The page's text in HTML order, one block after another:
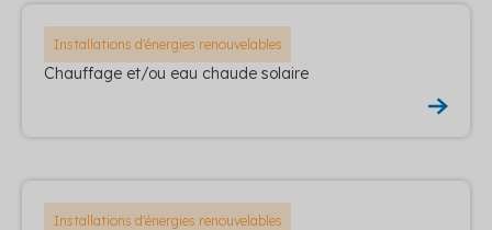
Installations d'énergies renouvelables
Chauffage et/ou eau chaude solaire
Installations d'énergies renouvelables